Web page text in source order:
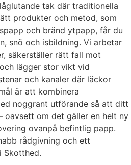
tak där traditionella
produkter och metod, som
och bränd ytpapp, får du
snö och isbildning. Vi arbetar
säkerställer rätt fall mot
lägger stor vikt vid
och kanaler där läckor
är att kombinera
noggrant utförande så att ditt
oavsett om det gäller en helt ny
ovanpå befintlig papp.
rådgivning och ett
Skotthed.